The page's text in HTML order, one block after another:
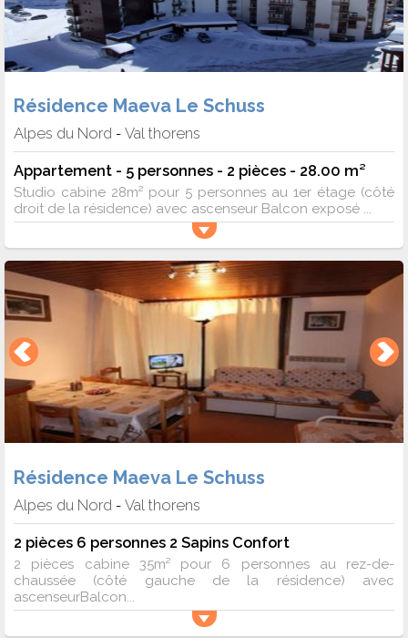
Résidence Maeva Le Schuss
Alpes du Nord - Val thorens
Appartement - 5 personnes - 2 pièces - 28.00 m²
Studio cabine 28m² pour 5 personnes au 1er étage (côté
droit de la résidence) avec ascenseur Balcon exposé ...
Résidence Maeva Le Schuss
Alpes du Nord - Val thorens
2 pièces 6 personnes 2 Sapins Confort
2 pièces cabine 35m² pour 6 personnes au rez-de-
chaussée (côté gauche de la résidence) avec
ascenseurBalcon...